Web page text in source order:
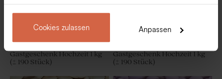
Cookies zulassen Anpassen
Gastgeschenk Hochzeit 1 kg
(± 190 Stück)
Gastgeschenk Hochzeit 1 kg
(± 190 Stück)